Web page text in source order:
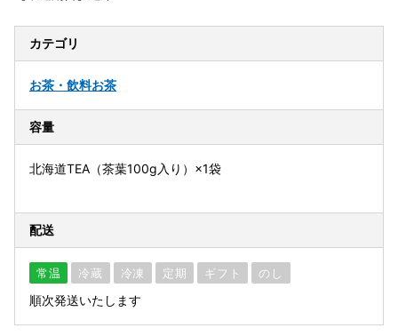
カテゴリ
お茶・飲料お茶
容量
北海道TEA（茶葉100g入り）×1袋
配送
常温 冷蔵 冷凍 定期 ギフト のし
順次発送いたします